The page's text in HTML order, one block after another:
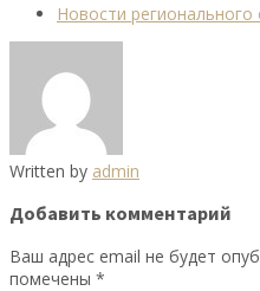
Новости регионального
Written by admin
Добавить комментарий
Ваш адрес email не будет
помечены *